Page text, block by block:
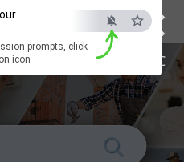
×
ESC
prompts, click
icon